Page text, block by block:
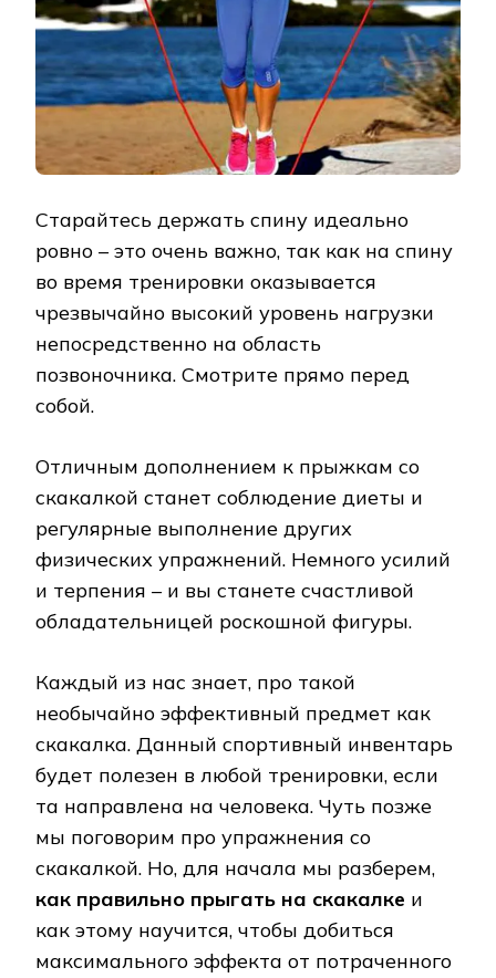
Старайтесь держать спину идеально
ровно – это очень важно, так как на спину
во время тренировки оказывается
чрезвычайно высокий уровень нагрузки
непосредственно на область
позвоночника. Смотрите прямо перед
собой.
Отличным дополнением к прыжкам со
скакалкой станет соблюдение диеты и
регулярные выполнение других
физических упражнений. Немного усилий
и терпения – и вы станете счастливой
обладательницей роскошной фигуры.
Каждый из нас знает, про такой
необычайно эффективный предмет как
скакалка. Данный спортивный инвентарь
будет полезен в любой тренировки, если
та направлена на человека. Чуть позже
мы поговорим про упражнения со
скакалкой. Но, для начала мы разберем,
как правильно прыгать на скакалке и
как этому научится, чтобы добиться
максимального эффекта от потраченного